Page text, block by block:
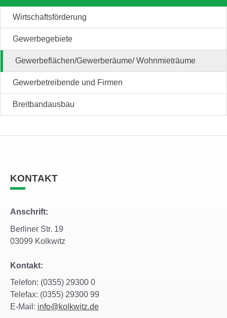
Wirtschaftsförderung
Gewerbegebiete
Gewerbeflächen/Gewerberäume/ Wohnmieträume
Gewerbetreibende und Firmen
Breitbandausbau
KONTAKT
Anschrift:
Berliner Str. 19
03099 Kolkwitz
Kontakt:
Telefon: (0355) 29300 0
Telefax: (0355) 29300 99
E-Mail: info@kolkwitz.de